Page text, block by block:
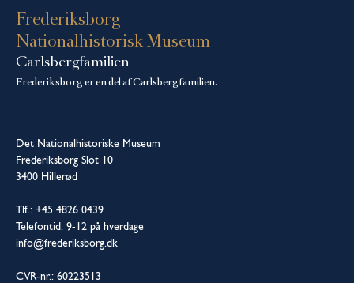
Frederiksborg
Nationalhistorisk Museum
Carlsbergfamilien
Frederiksborg er en del af Carlsbergfamilien.
Det Nationalhistoriske Museum
Frederiksborg Slot 10
3400 Hillerød
Tlf.: +45 4826 0439
Telefontid: 9-12 på hverdage
info@frederiksborg.dk
CVR-nr.: 60223513